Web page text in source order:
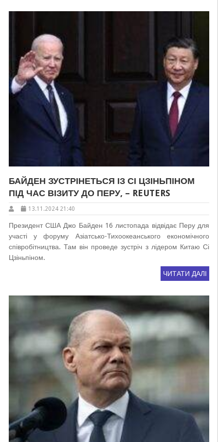
БАЙДЕН ЗУСТРІНЕТЬСЯ ІЗ СІ ЦЗІНЬПІНОМ
ПІД ЧАС ВІЗИТУ ДО ПЕРУ, – REUTERS
13.11.2024 21:40
Президент США Джо Байден 16 листопада відвідає Перу для
участі у форуму Азіатсько-Тихоокеанського економічного
співробітництва. Там він проведе зустріч з лідером Китаю Сі
Цзіньпіном.
ЧИТАТИ ДАЛІ